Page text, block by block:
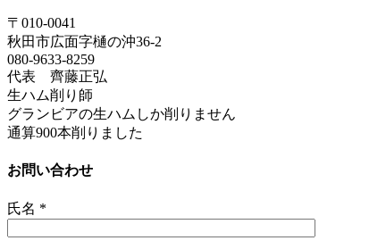
〒010-0041
秋田市広面字樋の沖36-2
080-9633-8259
代表 齊藤正弘
生ハム削り師
グランビアの生ハムしか削りません
通算900本削りました
お問い合わせ
氏名 *